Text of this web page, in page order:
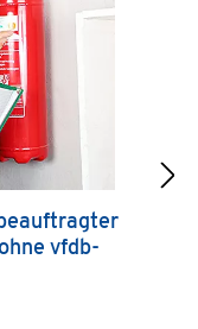
vfdb-